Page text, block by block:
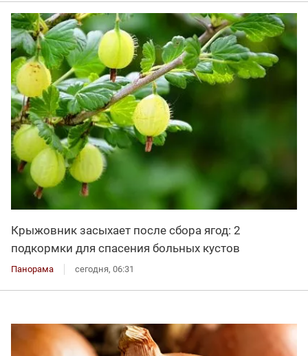
Крыжовник засыхает после сбора ягод: 2
подкормки для спасения больных кустов
Панорама сегодня, 06:31